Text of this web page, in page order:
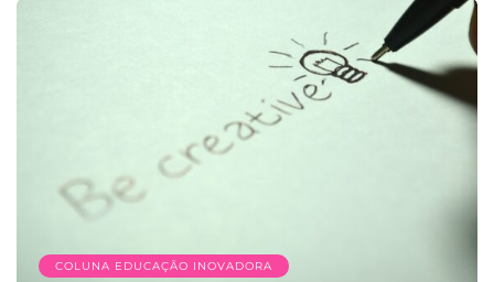
COLUNA EDUCAÇÃO INOVADORA